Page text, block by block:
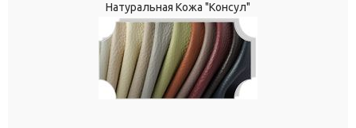
Натуральная Кожа "Консул"